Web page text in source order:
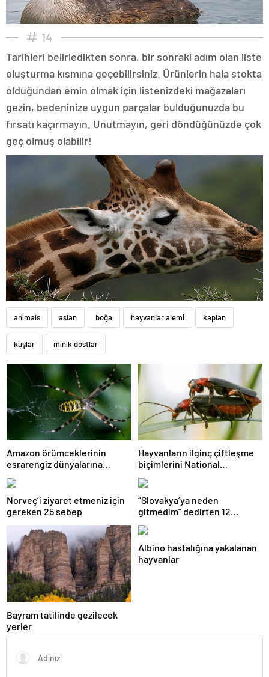
14
Tarihleri belirledikten sonra, bir sonraki adım olan liste
oluşturma kısmına geçebilirsiniz. Ürünlerin hala stokta
olduğundan emin olmak için listenizdeki mağazaları
gezin, bedeninize uygun parçalar bulduğunuzda bu
fırsatı kaçırmayın. Unutmayın, geri döndüğünüzde çok
geç olmuş olabilir!
animals aslan boğa hayvanlar alemi kaplan
kuşlar minik dostlar
Amazon örümceklerinin
esrarengiz dünyalarına
gitmeye hazır olun.
Hayvanların ilginç çiftleşme
biçimlerini National
Geographic görüntüledi.
Norveç’i ziyaret etmeniz için
gereken 25 sebep
“Slovakya’ya neden
gitmedim” dedirten 12
fotoğraf
Bayram tatilinde gezilecek
yerler
Albino hastalığına yakalanan
hayvanlar